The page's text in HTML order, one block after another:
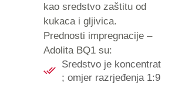
kao sredstvo zaštitu od
kukaca i gljivica.
Prednosti impregnacije –
Adolita BQ1 su:
Sredstvo je koncentrat
; omjer razrjeđenja 1:9